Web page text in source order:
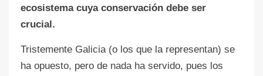
ecosistema cuya conservación debe ser
crucial.
Tristemente Galicia (o los que la representan) se
ha opuesto, pero de nada ha servido, pues los